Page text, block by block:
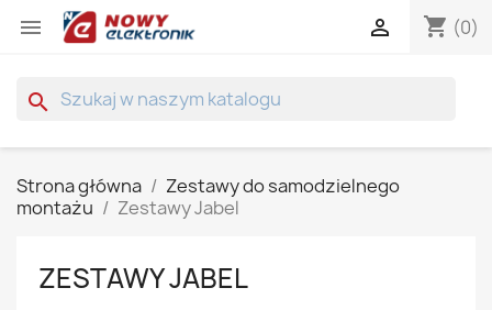
 shopping_cart (0)

search
Strona główna
Zestawy do samodzielnego
montażu
Zestawy Jabel
ZESTAWY JABEL